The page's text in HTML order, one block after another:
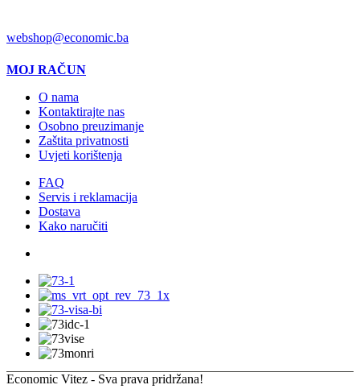
webshop@economic.ba
MOJ RAČUN
O nama
Kontaktirajte nas
Osobno preuzimanje
Zaštita privatnosti
Uvjeti korištenja
FAQ
Servis i reklamacija
Dostava
Kako naručiti
Economic Vitez - Sva prava pridržana!